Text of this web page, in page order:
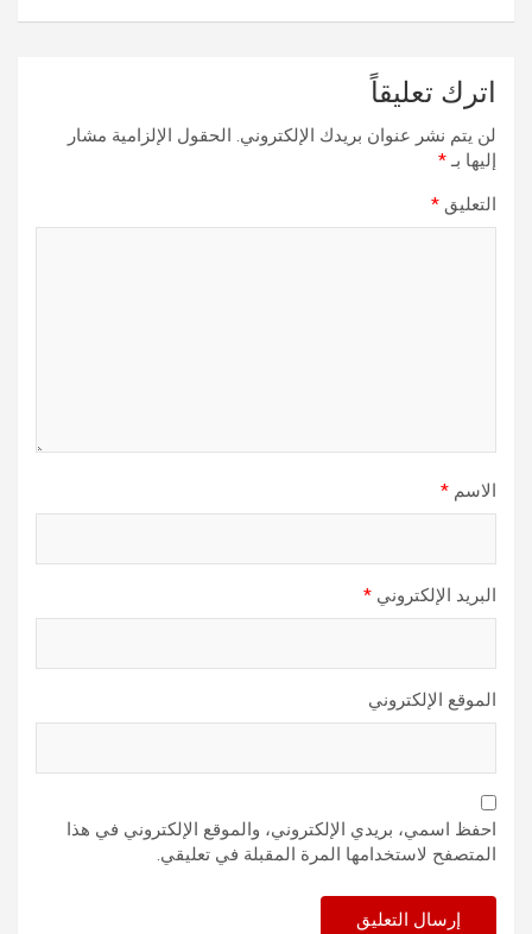
اترك تعليقاً
لن يتم نشر عنوان بريدك الإلكتروني. الحقول الإلزامية مشار
إليها بـ*
التعليق *
الاسم *
البريد الإلكتروني *
الموقع الإلكتروني
احفظ اسمي، بريدي الإلكتروني، والموقع الإلكتروني في هذا
المتصفح لاستخدامها المرة المقبلة في تعليقي.